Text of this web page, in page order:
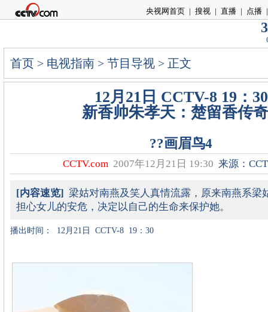
央视网首页 | 搜视 | 直播 | 点播 |
首页 > 电视指南 > 节目导视 > 正文
12月21日 CCTV-8 19：30
新香帅朱孝天：楚留香传
??画眉鸟4
CCTV.com 2007年12月21日 19:30 来源：
[内容速览] 梁姑对南燕及笑人真情流露，原来南燕系梁
担心女儿的安危，决定以自己的生命来保护她。
播出时间： 12月21日 CCTV-8 19：30